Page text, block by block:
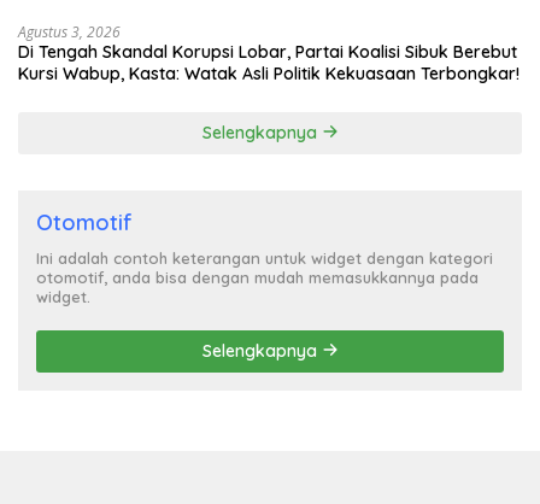
Agustus 3, 2026
Di Tengah Skandal Korupsi Lobar, Partai Koalisi Sibuk Berebut
Kursi Wabup, Kasta: Watak Asli Politik Kekuasaan Terbongkar!
Selengkapnya
Otomotif
Ini adalah contoh keterangan untuk widget dengan kategori
otomotif, anda bisa dengan mudah memasukkannya pada
widget.
Selengkapnya